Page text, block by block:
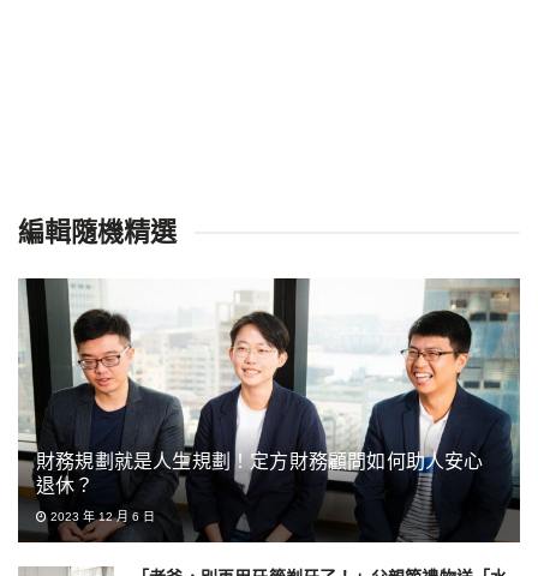
編輯隨機精選
財務規劃就是人生規劃！定方財務顧問如何助人安心
退休？
2023 年 12 月 6 日